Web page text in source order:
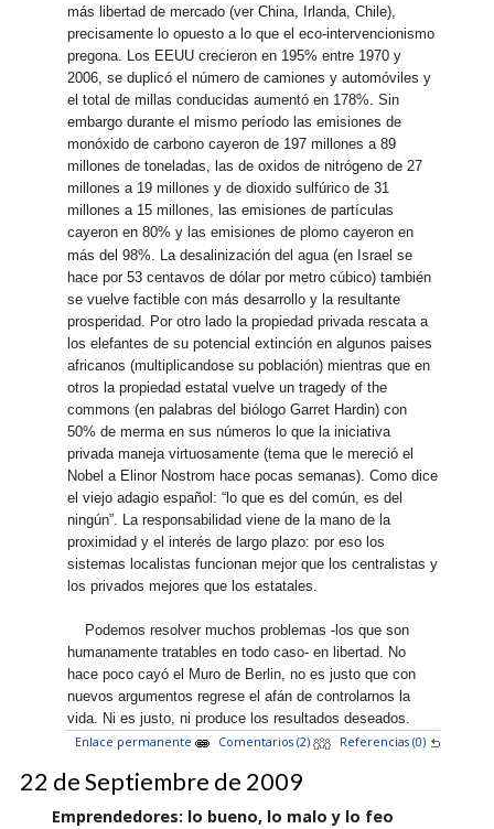
más libertad de mercado (ver China, Irlanda, Chile),
precisamente lo opuesto a lo que el eco-intervencionismo
pregona. Los EEUU crecieron en 195% entre 1970 y
2006, se duplicó el número de camiones y automóviles y
el total de millas conducidas aumentó en 178%. Sin
embargo durante el mismo período las emisiones de
monóxido de carbono cayeron de 197 millones a 89
millones de toneladas, las de oxidos de nitrógeno de 27
millones a 19 millones y de dioxido sulfúrico de 31
millones a 15 millones, las emisiones de partículas
cayeron en 80% y las emisiones de plomo cayeron en
más del 98%. La desalinización del agua (en Israel se
hace por 53 centavos de dólar por metro cúbico) también
se vuelve factible con más desarrollo y la resultante
prosperidad. Por otro lado la propiedad privada rescata a
los elefantes de su potencial extinción en algunos paises
africanos (multiplicandose su población) mientras que en
otros la propiedad estatal vuelve un tragedy of the
commons (en palabras del biólogo Garret Hardin) con
50% de merma en sus números lo que la iniciativa
privada maneja virtuosamente (tema que le mereció el
Nobel a Elinor Nostrom hace pocas semanas). Como dice
el viejo adagio español: “lo que es del común, es del
ningún”. La responsabilidad viene de la mano de la
proximidad y el interés de largo plazo: por eso los
sistemas localistas funcionan mejor que los centralistas y
los privados mejores que los estatales.
Podemos resolver muchos problemas -los que son
humanamente tratables en todo caso- en libertad. No
hace poco cayó el Muro de Berlin, no es justo que con
nuevos argumentos regrese el afán de controlarnos la
vida. Ni es justo, ni produce los resultados deseados.
Enlace permanente
Comentarios (2) Referencias (0)
22 de Septiembre de 2009
Emprendedores: lo bueno, lo malo y lo feo